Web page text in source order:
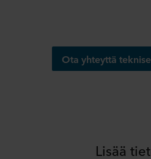
Ota yhteyttä
Lisää